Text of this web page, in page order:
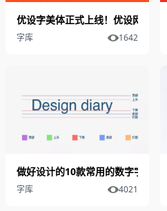
优设字美体正式上线！优设网出品
字库 1642
做好设计的10款常用的数字字体推
字库 4021